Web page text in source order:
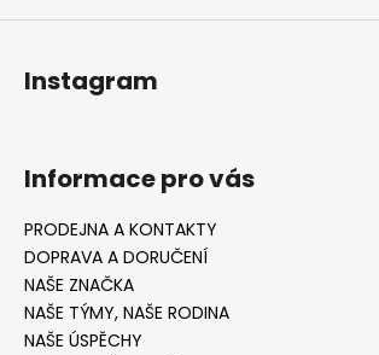
Instagram
Informace pro vás
PRODEJNA A KONTAKTY
DOPRAVA A DORUČENÍ
NAŠE ZNAČKA
NAŠE TÝMY, NAŠE RODINA
NAŠE ÚSPĚCHY